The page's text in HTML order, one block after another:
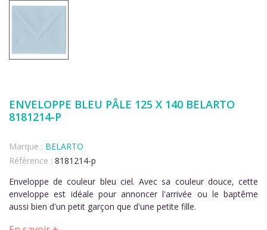
ENVELOPPE BLEU PÂLE 125 X 140 BELARTO
8181214-P
Marque : BELARTO
Référence : 8181214-p
Enveloppe de couleur bleu ciel. Avec sa couleur douce, cette
enveloppe est idéale pour annoncer l'arrivée ou le baptême
aussi bien d'un petit garçon que d'une petite fille.